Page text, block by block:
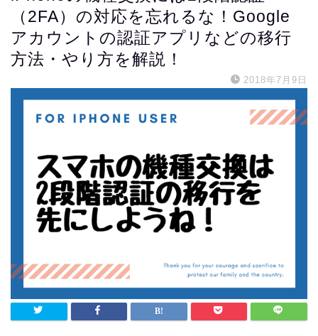
（2FA）の対応を忘れるな！Google
アカウントの認証アプリなどの移行
方法・やり方を解説！
2018年7月9日